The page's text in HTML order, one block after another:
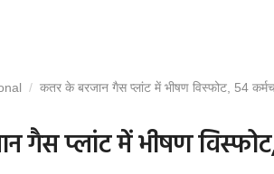
कतर के बरजान गैस प्लांट में भीषण विस्फोट, 54
गैस प्लांट में भीषण